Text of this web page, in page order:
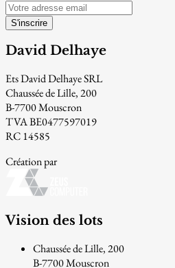
S'inscrire
David Delhaye
Ets David Delhaye SRL
Chaussée de Lille, 200
B-7700 Mouscron
TVA BE0477597019
RC 14585
Création par
Vision des lots
Chaussée de Lille, 200
B-7700 Mouscron